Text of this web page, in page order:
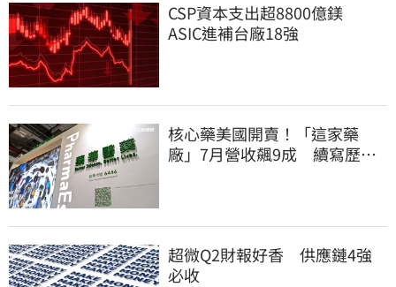
CSP資本支出超8800億鎂
ASIC進補台廠18強
核心藥美國開賣！「這家藥
廠」7月營收飆9成 續寫歷史
超微Q2財報好香 供應鏈4強
必收